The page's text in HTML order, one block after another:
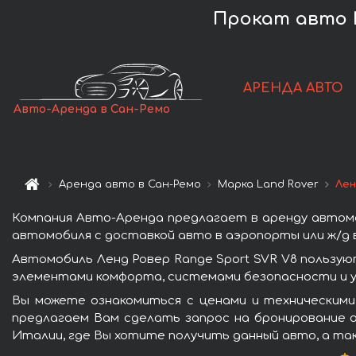
Прокат авто
Авто-Аренда в Сан-Ремо
АРЕНДА АВТО
Аренда авто в Сан-Ремо Марка Land Rover
Компания Авто-Аренда предлагает в аренду
автомобиля с доставкой авто в аэропорты или ж/д
Автомобиль Ленд Ровер Range Sport SVR V8
элементами комфорта, системами безопасности и
Вы можете ознакомиться с ценами и
предлагаем Вам сделать запрос на
Италии, где Вы хотите получить данный авто, а